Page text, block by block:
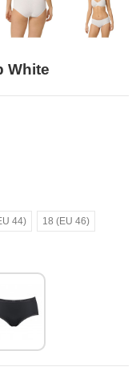
White
44) 18 (EU 46)